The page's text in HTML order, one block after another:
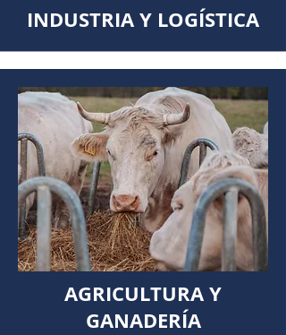
INDUSTRIA Y LOGÍSTICA
AGRICULTURA Y
GANADERÍA